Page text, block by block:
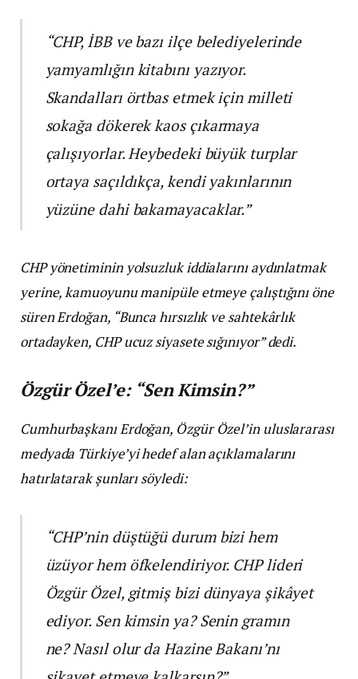
“CHP, İBB ve bazı ilçe belediyelerinde
yamyamlığın kitabını yazıyor.
Skandalları örtbas etmek için milleti
sokağa dökerek kaos çıkarmaya
çalışıyorlar. Heybedeki büyük turplar
ortaya saçıldıkça, kendi yakınlarının
yüzüne dahi bakamayacaklar.”
CHP yönetiminin yolsuzluk iddialarını aydınlatmak
yerine, kamuoyunu manipüle etmeye çalıştığını öne
süren Erdoğan, “Bunca hırsızlık ve sahtekârlık
ortadayken, CHP ucuz siyasete sığınıyor” dedi.
Özgür Özel’e: “Sen Kimsin?”
Cumhurbaşkanı Erdoğan, Özgür Özel’in uluslararası
medyada Türkiye’yi hedef alan açıklamalarını
hatırlatarak şunları söyledi:
“CHP’nin düştüğü durum bizi hem
üzüyor hem öfkelendiriyor. CHP lideri
Özgür Özel, gitmiş bizi dünyaya şikâyet
ediyor. Sen kimsin ya? Senin gramın
ne? Nasıl olur da Hazine Bakanı’nı